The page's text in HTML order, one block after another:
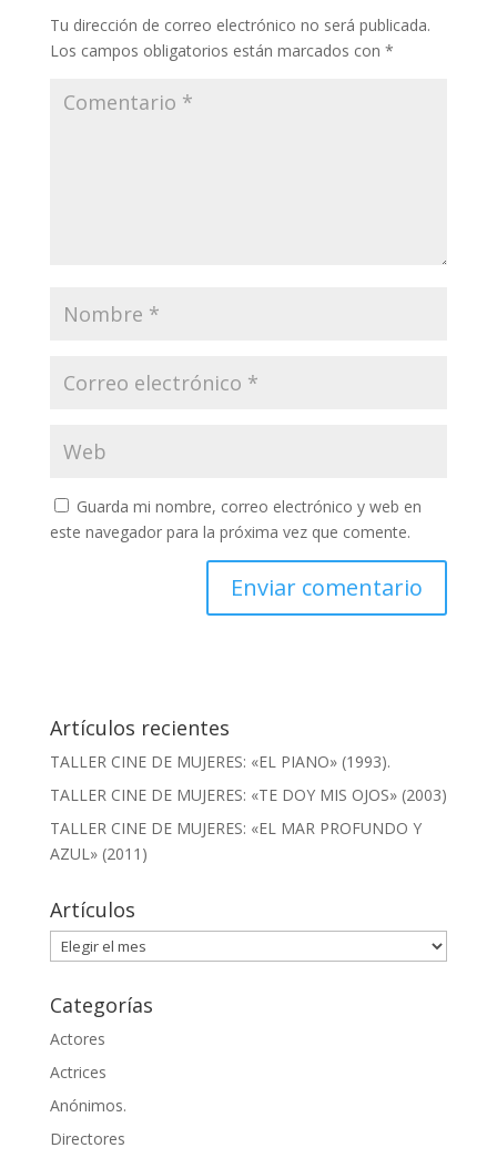
Tu dirección de correo electrónico no será publicada.
Los campos obligatorios están marcados con *
Guarda mi nombre, correo electrónico y web en
este navegador para la próxima vez que comente.
Artículos recientes
TALLER CINE DE MUJERES: «EL PIANO» (1993).
TALLER CINE DE MUJERES: «TE DOY MIS OJOS» (2003)
TALLER CINE DE MUJERES: «EL MAR PROFUNDO Y
AZUL» (2011)
Artículos
Artículos
Categorías
Actores
Actrices
Anónimos.
Directores